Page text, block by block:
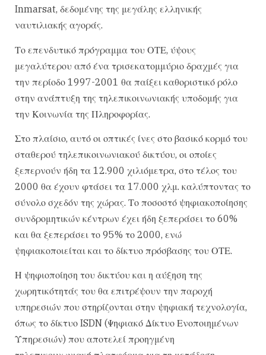
Inmarsat, δεδομένης της μεγάλης ελληνικής
ναυτιλιακής αγοράς.
Το επενδυτικό πρόγραμμα του ΟΤΕ, ύψους
μεγαλύτερου από ένα τρισεκατομμύριο δραχμές για
την περίοδο 1997-2001 θα παίξει καθοριστικό ρόλο
στην ανάπτυξη της τηλεπικοινωνιακής υποδομής για
την Κοινωνία της Πληροφορίας.
Στο πλαίσιο, αυτό οι οπτικές ίνες στο βασικό κορμό του
σταθερού τηλεπικοινωνιακού δικτύου, οι οποίες
ξεπερνούν ήδη τα 12.900 χιλιόμετρα, στο τέλος του
2000 θα έχουν φτάσει τα 17.000 χλμ. καλύπτοντας το
σύνολο σχεδόν της χώρας. Το ποσοστό ψηφιακοποίησης
συνδρομητικών κέντρων έχει ήδη ξεπεράσει το 60%
και θα ξεπεράσει το 95% το 2000, ενώ
ψηφιακοποιείται και το δίκτυο πρόσβασης του ΟΤΕ.
Η ψηφιοποίηση του δικτύου και η αύξηση της
χωρητικότητάς του θα επιτρέψουν την παροχή
υπηρεσιών που στηρίζονται στην ψηφιακή τεχνολογία,
όπως το δίκτυο ISDN (Ψηφιακό Δίκτυο Ενοποιημένων
Υπηρεσιών) που αποτελεί προηγμένη